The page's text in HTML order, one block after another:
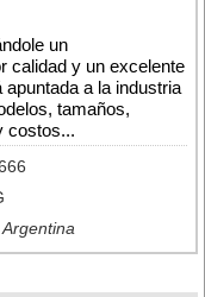
un
calidad y un excelente
a la industria
tamaños,
costos...
Argentina